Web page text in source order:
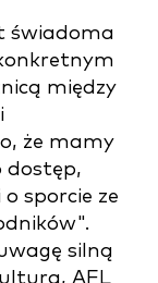
świadoma
między
że mamy
dostęp,
sporcie ze
silną
AFL